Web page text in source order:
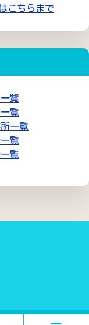
こちらまで
覧
覧
一覧
覧
覧